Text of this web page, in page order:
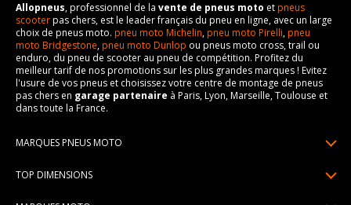
Allopneus, professionnel de la vente de pneus moto etpneus
scooterpas chers, est le leader français du pneu en ligne, avec un large
choix de pneus moto. pneu moto Michelin,pneu moto Pirelli,pneu
moto Bridgestone,pneu moto Dunlop ou pneus moto cross, trail ou
enduro, du pneu de scooter au pneu de compétition. Profitez du
meilleur tarif de nos promotions sur les plus grandes marques ! Evitez
l'usure de vos pneus et choisissez votre centre de montage de pneus
pas chers en garage partenaire à Paris, Lyon, Marseille, Toulouse et
dans toute la France.
MARQUES PNEUS MOTO
TOP DIMENSIONS